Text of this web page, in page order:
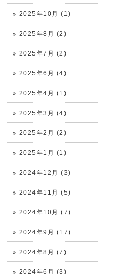
2025年10月 (1)
2025年8月 (2)
2025年7月 (2)
2025年6月 (4)
2025年4月 (1)
2025年3月 (4)
2025年2月 (2)
2025年1月 (1)
2024年12月 (3)
2024年11月 (5)
2024年10月 (7)
2024年9月 (17)
2024年8月 (7)
2024年6月 (3)